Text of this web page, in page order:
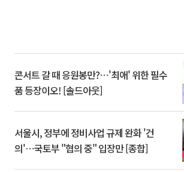
콘서트 갈 때 응원봉만?⋯'최애' 위한 필수
품 등장이오! [솔드아웃]
서울시, 정부에 정비사업 규제 완화 '건
의'⋯국토부 "협의 중" 입장만 [종합]